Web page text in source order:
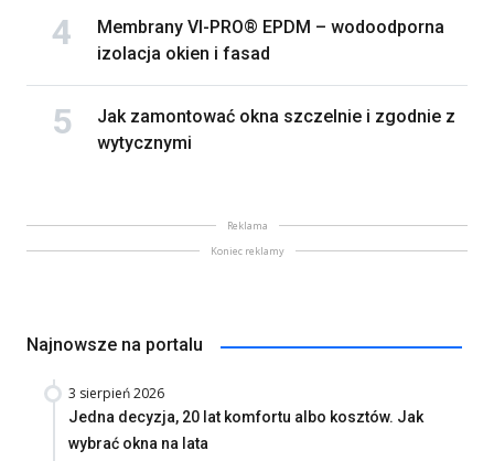
Membrany VI-PRO® EPDM – wodoodporna
izolacja okien i fasad
Jak zamontować okna szczelnie i zgodnie z
wytycznymi
Reklama
Koniec reklamy
Najnowsze na portalu
3 sierpień 2026
Jedna decyzja, 20 lat komfortu albo kosztów. Jak
wybrać okna na lata